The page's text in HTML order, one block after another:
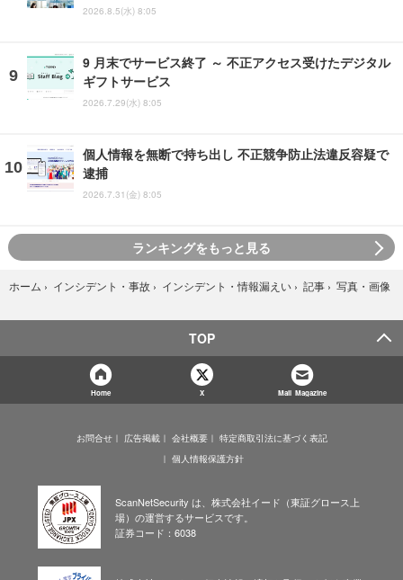
2026.8.5(水) 8:05
9 月末でサービス終了 ～ 不正アクセス受けたデジタル
ギフトサービス
2026.7.29(水) 8:05
個人情報を無断で持ち出し 不正競争防止法違反容疑で
逮捕
2026.7.31(金) 8:05
ランキングをもっと見る
ホーム › インシデント・事故 › インシデント・情報漏えい › 記事 › 写真・画像
TOP
Home X Mail Magazine
お問合せ 広告掲載 会社概要
特定商取引法に基づく表記
個人情報保護方針
ScanNetSecurity は、株式会社イード（東証グロース上
場）の運営するサービスです。
証券コード：6038